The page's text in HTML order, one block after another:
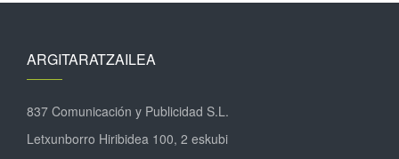
ARGITARATZAILEA
837 Comunicación y Publicidad S.L.
Letxunborro Hiribidea 100, 2 eskubi